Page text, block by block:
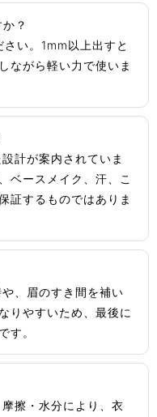
？
い。1mm以上出すと
ながら軽い力で使いま
計が案内されていま
ベースメイク、汗、こ
証するものではありま
、眉のすき間を補い
りやすいため、最後に
す。
擦・水分により、衣